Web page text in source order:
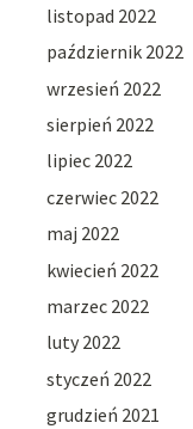
listopad 2022
październik 2022
wrzesień 2022
sierpień 2022
lipiec 2022
czerwiec 2022
maj 2022
kwiecień 2022
marzec 2022
luty 2022
styczeń 2022
grudzień 2021